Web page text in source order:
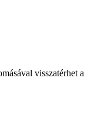
visszatérhet a